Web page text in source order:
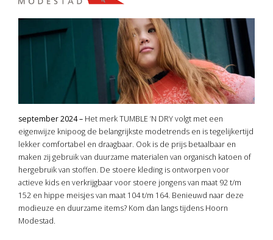
september 2024 – Het merk TUMBLE ’N DRY volgt met een
eigenwijze knipoog de belangrijkste modetrends en is tegelijkertijd
lekker comfortabel en draagbaar. Ook is de prijs betaalbaar en
maken zij gebruik van duurzame materialen van organisch katoen of
hergebruik van stoffen. De stoere kleding is ontworpen voor
actieve kids en verkrijgbaar voor stoere jongens van maat 92 t/m
152 en hippe meisjes van maat 104 t/m 164. Benieuwd naar deze
modieuze en duurzame items? Kom dan langs tijdens Hoorn
Modestad.